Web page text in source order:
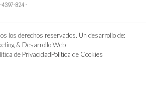
4397-824 -
los derechos reservados. Un desarrollo de:
& Desarrollo Web
de PrivacidadPolítica de Cookies